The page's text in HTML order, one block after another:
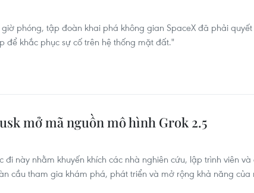
phóng, tập đoàn khai phá không gian SpaceX đã phải
để khắc phục sự cố trên hệ thống mặt đất."
mở mã nguồn mô hình Grok 2.5
đi này nhằm khuyến khích các nhà nghiên cứu, lập trình viên
cầu tham gia khám phá, phát triển và mở rộng khả năng của